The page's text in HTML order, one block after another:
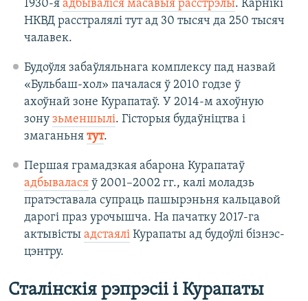
1930-я адбываліся масавыя расстрэлы. Карнікі
НКВД расстралялі тут ад 30 тысяч да 250 тысяч
чалавек.
Будоўля забаўляльнага комплексу пад назвай
«Бульбаш-хол» пачалася ў 2010 годзе ў
ахоўнай зоне Курапатаў. У 2014-м ахоўную
зону зьменшылі. Гісторыя будаўніцтва і
змаганьня тут.
Першая грамадзкая абарона Курапатаў
адбываласяў 2001–2002 гг., калі моладзь
пратэставала супраць пашырэньня кальцавой
дарогі праз урочышча. На пачатку 2017-га
актывісты адстаяліКурапаты ад будоўлі бізнэс-
цэнтру.​
Сталінскія рэпрэсіі і Курапаты